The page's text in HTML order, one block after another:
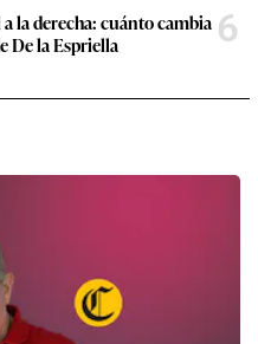
la derecha: cuánto cambia
De la Espriella
6